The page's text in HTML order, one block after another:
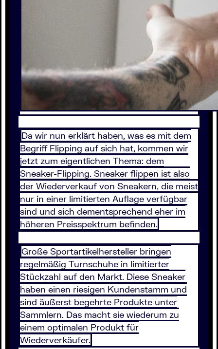
Da wir nun erklärt haben, was es mit dem
Begriff Flipping auf sich hat, kommen wir
jetzt zum eigentlichen Thema: dem
Sneaker-Flipping. Sneaker flippen ist also
der Wiederverkauf von Sneakern, die meist
nur in einer limitierten Auflage verfügbar
sind und sich dementsprechend eher im
höheren Preisspektrum befinden.
Große Sportartikelhersteller bringen
regelmäßig Turnschuhe in limitierter
Stückzahl auf den Markt. Diese Sneaker
haben einen riesigen Kundenstamm und
sind äußerst begehrte Produkte unter
Sammlern. Das macht sie wiederum zu
einem optimalen Produkt für
Wiederverkäufer.